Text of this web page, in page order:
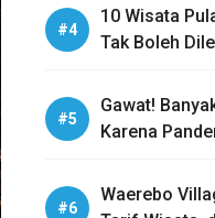
10 Wisata
Tak Boleh
Gawat!
Karena
Waerebo